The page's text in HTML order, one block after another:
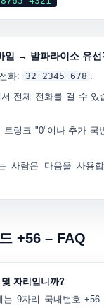
일 → 발파라이소 유선
화: 32 2345 678 .
전체 전화를 걸 수 있
트렁크 "0"이나 추가 국
사람은 다음을 사용
+56 – FAQ
자리입니까?
는 9자리 국내번호 +56